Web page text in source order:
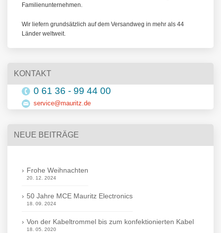
Familienunternehmen.
Wir liefern grundsätzlich auf dem Versandweg in mehr als 44
Länder weltweit.
KONTAKT
0 61 36 - 99 44 00
service@mauritz.de
NEUE BEITRÄGE
Frohe Weihnachten
20. 12. 2024
50 Jahre MCE Mauritz Electronics
18. 09. 2024
Von der Kabeltrommel bis zum konfektionierten Kabel
18. 05. 2020